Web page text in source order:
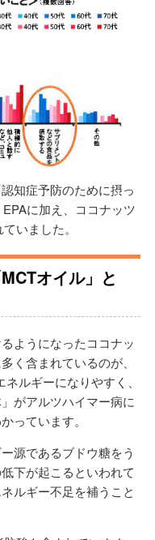
知症予防のために摂っ
に加え、ココナッツ
いました。
オイル」と
ようになったココナッ
く含まれているのが、
ネルギーになりやすく、
がアルツハイマー病に
っています。
源であるブドウ糖をう
下が起こるといわれて
ルギー不足を補うこと